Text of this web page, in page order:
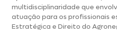
multidisciplinaridade que
atuação para os profissionais
Estratégica e Direito do